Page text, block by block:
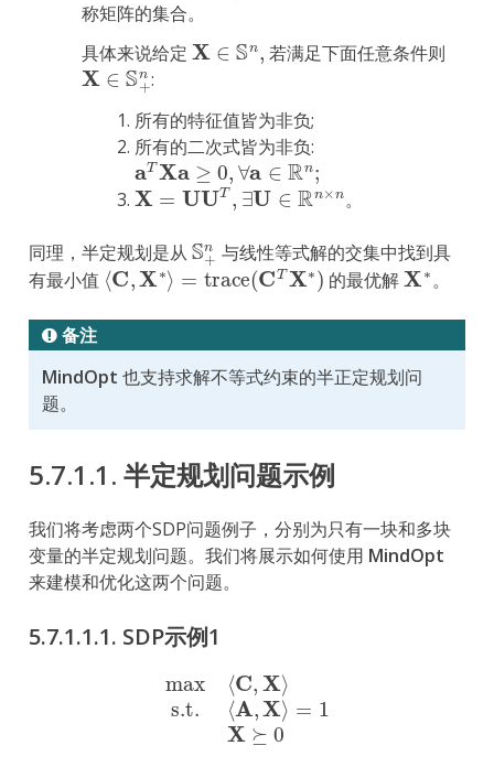
称矩阵的集合。
具体来说给定
X∈ n,
若满足下面任意条件则
X∈S+n
:
所有的特征值皆为非负;
所有的二次式皆为非负:
aTXa≥0,∀a∈Rn;
X= UUT,∃U ∈Rn×n
。
同理，半定规划是从
S+ n
与线性等式解的交集中找到具
有最小值
⟨C,X∗⟩=trace(CTX∗)
的最优解
X∗
。
备注
MindOpt 也支持求解不等式约束的半正定规划问
题。
5.7.1.1. 半定规划问题示例
我们将考虑两个SDP问题例子，分别为只有一块和多块
变量的半定规划问题。我们将展示如何使用 MindOpt
来建模和优化这两个问题。
5.7.1.1.1. SDP示例1
max⟨C,X s.t. A,X